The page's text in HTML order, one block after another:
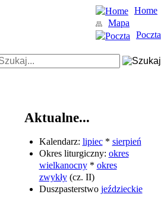
Home
Mapa
Poczta
Aktualne...
Kalendarz: lipiec* sierpień
Okres liturgiczny: okres
wielkanocny* okres
zwykły(cz. II)
Duszpasterstwo jeździeckie